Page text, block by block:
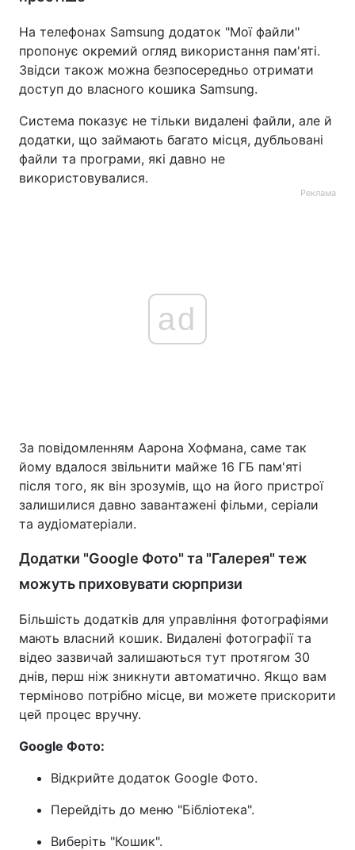
На телефонах Samsung додаток "Мої файли"
пропонує окремий огляд використання пам'яті.
Звідси також можна безпосередньо отримати
доступ до власного кошика Samsung.
Система показує не тільки видалені файли, але й
додатки, що займають багато місця, дубльовані
файли та програми, які давно не
використовувалися.
Реклама
ad
За повідомленням Аарона Хофмана, саме так
йому вдалося звільнити майже 16 ГБ пам'яті
після того, як він зрозумів, що на його пристрої
залишилися давно завантажені фільми, серіали
та аудіоматеріали.
Додатки "Google Фото" та "Галерея" теж
можуть приховувати сюрпризи
Більшість додатків для управління фотографіями
мають власний кошик. Видалені фотографії та
відео зазвичай залишаються тут протягом 30
днів, перш ніж зникнути автоматично. Якщо вам
терміново потрібно місце, ви можете прискорити
цей процес вручну.
Google Фото:
Відкрийте додаток Google Фото.
Перейдіть до меню "Бібліотека".
Виберіть "Кошик".